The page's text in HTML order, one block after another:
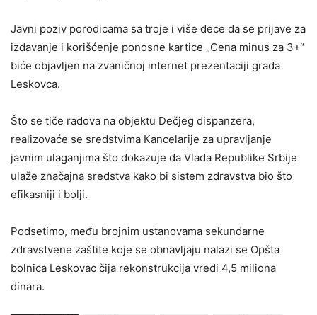
Javni poziv porodicama sa troje i više dece da se prijave za
izdavanje i korišćenje ponosne kartice „Cena minus za 3+“
biće objavljen na zvaničnoj internet prezentaciji grada
Leskovca.
Što se tiče radova na objektu Dečjeg dispanzera,
realizovaće se sredstvima Кancelarije za upravljanje
javnim ulaganjima što dokazuje da Vlada Republike Srbije
ulaže značajna sredstva kako bi sistem zdravstva bio što
efikasniji i bolji.
Podsetimo, među brojnim ustanovama sekundarne
zdravstvene zaštite koje se obnavljaju nalazi se Opšta
bolnica Leskovac čija rekonstrukcija vredi 4,5 miliona
dinara.